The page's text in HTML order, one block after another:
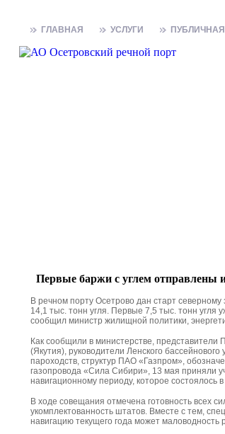
Первые баржи с углем отправлены
В речном порту Осетрово дан старт
14,1 тыс. тонн угля. Первые 7,5 тыс. тонн
сообщил министр жилищной политики,
Как сообщили в министерстве, представители
(Якутия), руководители Ленского
пароходств, структур ПАО «Газпром»,
газопровода «Сила Сибири», 13 мая приняли
навигационному периоду, которое состоялось в
В ходе совещания отмечена готовность всех
укомплектованность штатов. Вместе с тем,
навигацию текущего года может маловодность
ГЛАВНАЯ УСЛУГИ